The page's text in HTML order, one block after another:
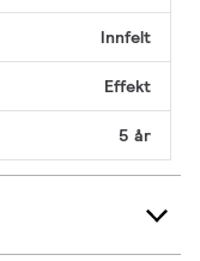
Innfelt
Effekt
5 år